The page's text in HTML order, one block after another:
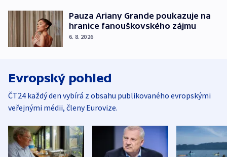
Pauza Ariany Grande poukazuje na
hranice fanouškovského zájmu
6. 8. 2026
Evropský pohled
ČT24 každý den vybírá z obsahu publikovaného evropskými
veřejnými médii, členy Eurovize.